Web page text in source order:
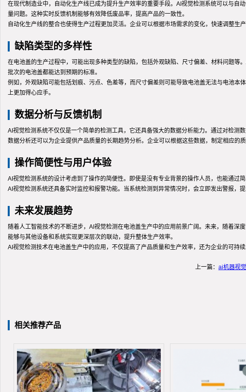
在现代制造业中，自动化生产线已成为提升生产效率的重要手段。AI视觉检测系统可以与
量问题。这种实时反馈机制能够有效降低废品率，提高产品的一致性。
自动化生产线的整合也使得生产过程更加灵活。企业可以根据市场需求的变化，快速调整
缺陷类型的多样性
在电池盖的生产过程中，可能出现多种类型的缺陷，包括外观缺陷、尺寸偏差、材料问题
批次的电池盖都能达到预期的标准。
例如，外观缺陷可能包括划痕、污点、色差等，而尺寸偏差则可能导致电池盖无法与电池
上更加得心应手。
数据分析与反馈机制
AI视觉检测系统不仅仅是一个简单的检测工具，它还具备强大的数据分析能力。通过对检测
数据分析还可以为企业提供产品质量的长期趋势分析。企业可以根据这些数据，制定相应的
操作简便性与用户体验
AI视觉检测系统的设计考虑到了操作的简便性。即使是没有专业背景的操作人员，也能通过
AI视觉检测系统还具备实时监控和报警功能。当系统检测到异常情况时，会立即发出警报，
未来发展趋势
随着人工智能技术的不断进步，AI视觉检测在电池盖生产中的应用前景广阔。未来，随着
能够与其他设备和系统实现更深层次的联动，提升整体生产效率。
AI视觉检测技术在电池盖生产中的应用，不仅提高了产品质量和生产效率，还为企业的可持
上一篇： ai机器视
相关推荐产品